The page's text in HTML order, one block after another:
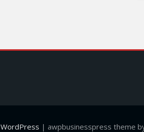
WordPress | awpbusinesspress theme